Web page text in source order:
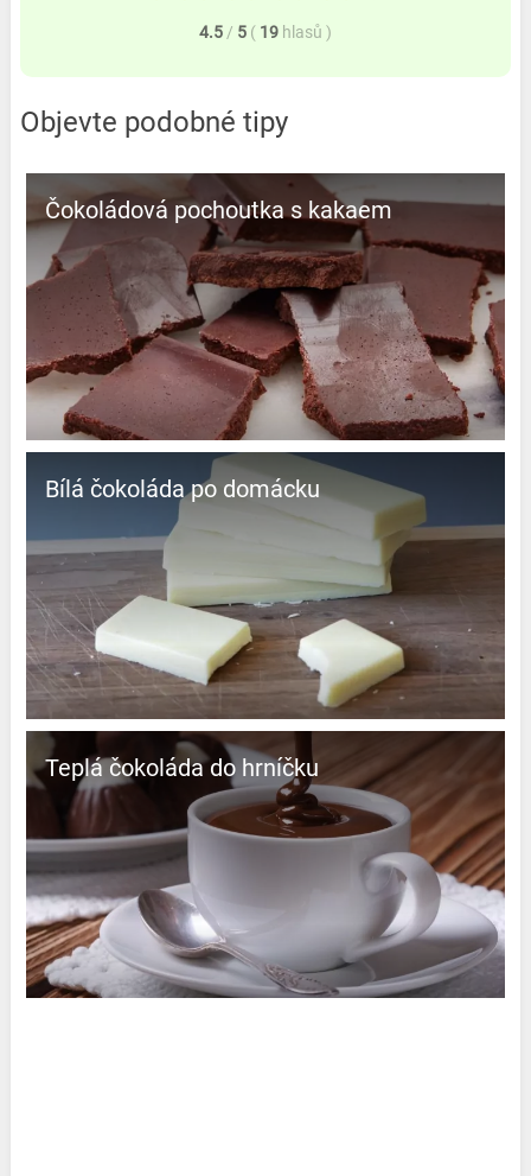
4.5 / 5 ( 19 hlasů )
Objevte podobné tipy
Čokoládová pochoutka s kakaem
Bílá čokoláda po domácku
Teplá čokoláda do hrníčku